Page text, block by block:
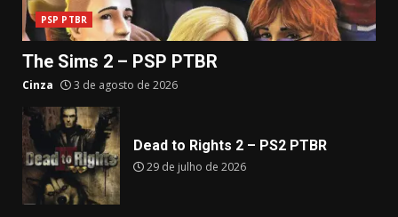
PSP PTBR
The Sims 2 – PSP PTBR
Cinza 3 de agosto de 2026
Dead to Rights 2 – PS2 PTBR
29 de julho de 2026